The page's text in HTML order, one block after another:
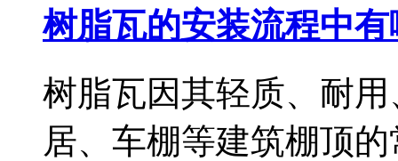
树脂瓦的安装流程中
树脂瓦因其轻质、耐
居、车棚等建筑棚顶